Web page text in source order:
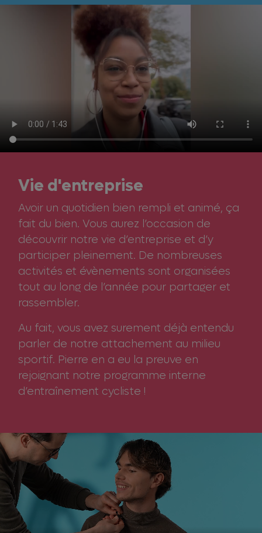
Vie d'entreprise
Avoir un quotidien bien rempli et animé, ça
fait du bien. Vous aurez l’occasion de
découvrir notre vie d’entreprise et d’y
participer pleinement. De nombreuses
activités et évènements sont organisées
tout au long de l’année pour partager et
rassembler.
Au fait, vous avez surement déjà entendu
parler de notre attachement au milieu
sportif. Pierre en a eu la preuve en
rejoignant notre programme interne
d’entraînement cycliste !